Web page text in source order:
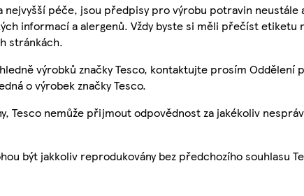
péče, jsou předpisy pro výrobu potravin neustále
informací a alergenů. Vždy byste si měli přečíst etiketu
stránkách.
výrobků značky Tesco, kontaktujte prosím Oddělení
o výrobek značky Tesco.
Tesco nemůže přijmout odpovědnost za jakékoliv
být jakkoliv reprodukovány bez předchozího souhlasu